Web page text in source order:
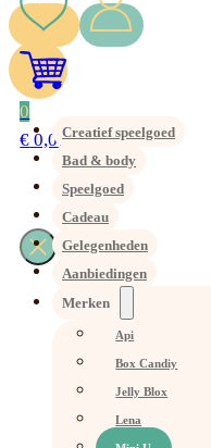
0
€ 0,00Creatief speelgoed
Bad & body
Speelgoed
Cadeau
Gelegenheden
Aanbiedingen
Merken
Api
Box Candiy
Jelly Blox
Lena